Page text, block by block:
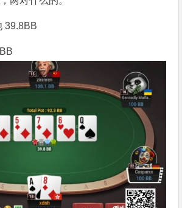
39.8BB